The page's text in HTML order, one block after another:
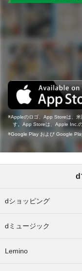
Appleのロゴ、App Storeは、
す。App Storeは、Apple Inc.
Google Play および Google
d
dショッピング
dミュージック
Lemino